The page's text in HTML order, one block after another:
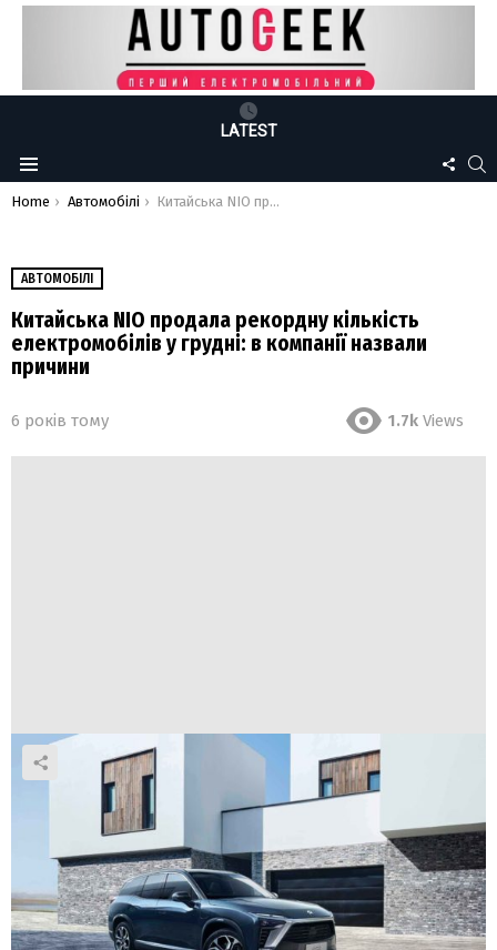
LATEST
Menu
US
You are here:
Home Автомобілі Китайська NIO продала рекордну кількість електромобілів у грудні: в компанії назвали причини
АВТОМОБІЛІ
Китайська NIO продала рекордну кількість
електромобілів у грудні: в компанії назвали
причини
6 років тому 1.7k Views